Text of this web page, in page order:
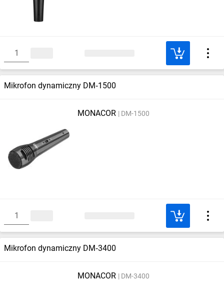
Mikrofon dynamiczny DM‑1500
MONACOR DM-1500
Mikrofon dynamiczny DM‑3400
MONACOR DM-3400